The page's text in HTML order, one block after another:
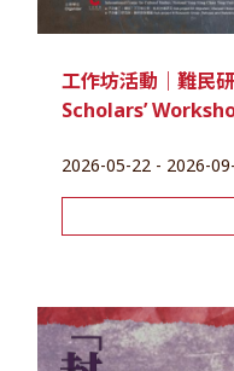
工作坊活動｜難民
Scholars’
2026-05-22 - 2026-